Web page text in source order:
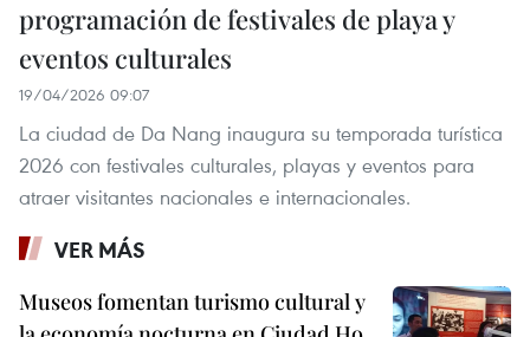
programación de festivales de playa y
eventos culturales
19/04/2026 09:07
La ciudad de Da Nang inaugura su temporada turística
2026 con festivales culturales, playas y eventos para
atraer visitantes nacionales e internacionales.
VER MÁS
Museos fomentan turismo cultural y